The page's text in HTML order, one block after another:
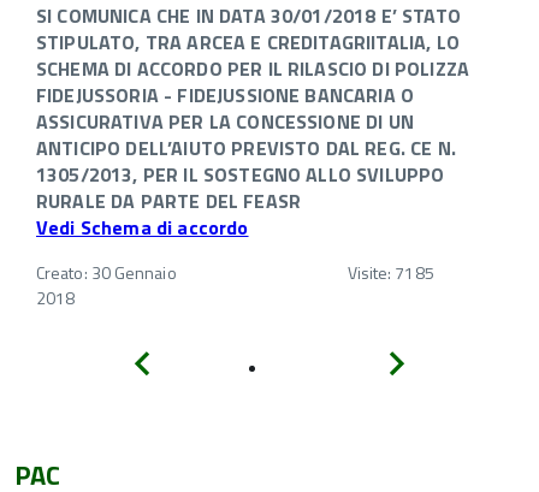
SI COMUNICA CHE IN DATA 30/01/2018 E’ STATO
STIPULATO, TRA ARCEA E CREDITAGRIITALIA, LO
SCHEMA DI ACCORDO PER IL RILASCIO DI POLIZZA
FIDEJUSSORIA - FIDEJUSSIONE BANCARIA O
ASSICURATIVA PER LA CONCESSIONE DI UN
ANTICIPO DELL’AIUTO PREVISTO DAL REG. CE N.
1305/2013, PER IL SOSTEGNO ALLO SVILUPPO
RURALE DA PARTE DEL FEASR
Vedi Schema di accordo
Creato: 30 Gennaio
2018
Visite: 7185
PAC